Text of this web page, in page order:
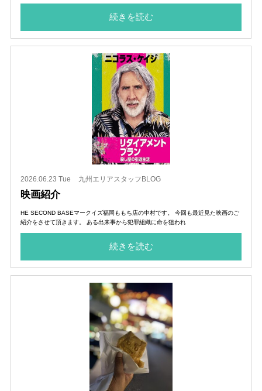
続きを読む
2026.06.23 Tue 九州エリアスタッフBLOG
映画紹介
HE SECOND BASEマークイズ福岡ももち店の中村です。 今回も最近見た映画のご
紹介をさせて頂きます。 ある出来事から犯罪組織に命を狙われ
続きを読む